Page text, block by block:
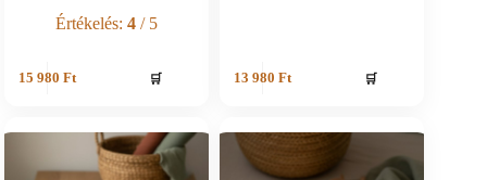
Értékelés:4 / 5
15 980 Ft 🛒 13 980 Ft 🛒